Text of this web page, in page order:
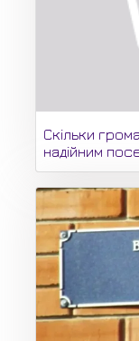
Скільки
надійним